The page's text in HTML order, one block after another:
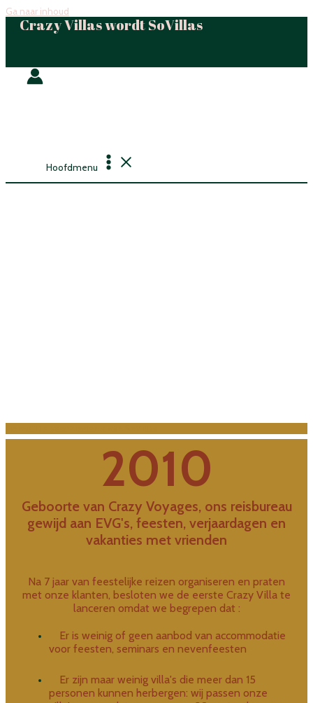
Ga naar inhoud
Crazy Villas wordt SoVillas
Hoofdmenu
2010
Geboorte van Crazy Voyages, ons reisbureau
gewijd aan EVG's, feesten, verjaardagen en
vakanties met vrienden
Na 7 jaar van feestelijke reizen organiseren en praten
met onze klanten, besloten we de eerste Crazy Villa te
lanceren omdat we begrepen dat :
Er is weinig of geen aanbod van accommodatie
voor feesten, seminars en nevenfeesten
Er zijn maar weinig villa's die meer dan 15
personen kunnen herbergen: wij passen onze